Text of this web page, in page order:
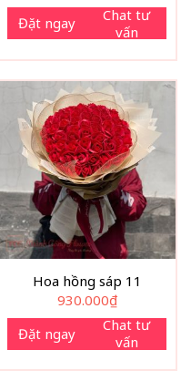
Đặt ngay
Chat tư
vấn
Hoa hồng sáp 11
930.000₫
Đặt ngay
Chat tư
vấn